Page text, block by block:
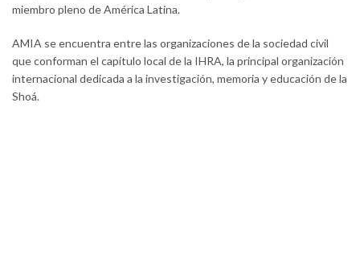
miembro pleno de América Latina.
AMIA se encuentra entre las organizaciones de la sociedad civil
que conforman el capítulo local de la IHRA, la principal organización
internacional dedicada a la investigación, memoria y educación de la
Shoá.